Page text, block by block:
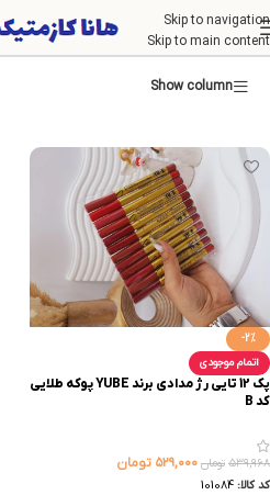
Skip to navigation
Skip to main content
YUBE
Show column
-2%
اتمام موجودی
پک 12 تایی رژ مدادی برند YUBE پوکه طلایی
کد B
۵۳۹,۹۶۸ تومان ۵۲۹,۰۰۰ تومان
کد کالا: 101084